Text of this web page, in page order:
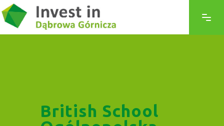
British School